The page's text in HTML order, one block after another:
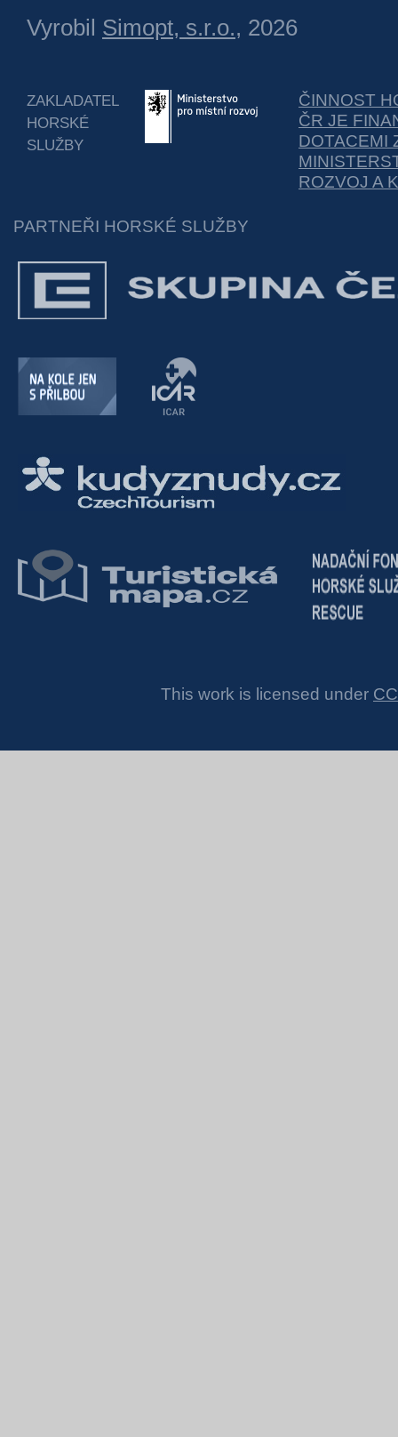
Vyrobil Simopt, s.r.o., 2026
ZAKLADATEL
HORSKÉ
SLUŽBY
ČINNOST
ČR JE
DOTACEMI
ROZVOJ A
PARTNEŘI HORSKÉ SLUŽBY
This work is licensed under